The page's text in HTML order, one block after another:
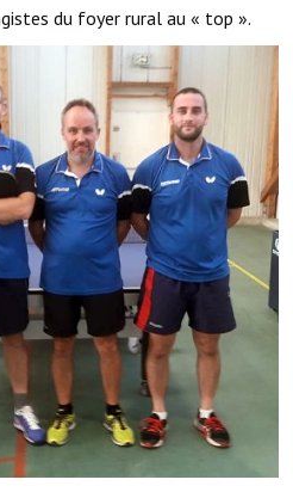
du foyer rural au « top ».